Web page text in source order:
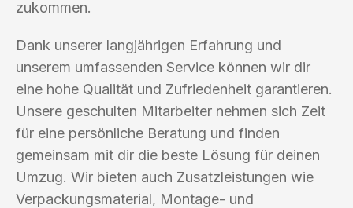
zukommen.
Dank unserer langjährigen Erfahrung und
unserem umfassenden Service können wir dir
eine hohe Qualität und Zufriedenheit garantieren.
Unsere geschulten Mitarbeiter nehmen sich Zeit
für eine persönliche Beratung und finden
gemeinsam mit dir die beste Lösung für deinen
Umzug. Wir bieten auch Zusatzleistungen wie
Verpackungsmaterial, Montage- und